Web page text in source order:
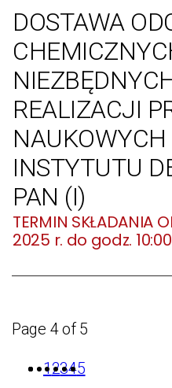
DOSTAWA
REALIZACJI
INSTYTUTU
PAN (I)
2025 r. do godz. 10:00
Page 4 of 5
12345